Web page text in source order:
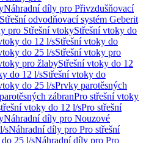
Náhradní díly pro Přivzdušňovací
Střešní odvodňovací systém Geberit
pro Střešní vtokyStřešní vtoky do
do 12 l/sStřešní vtoky do
do 25 l/sStřešní vtoky pro
pro žlabyStřešní vtoky do 12
do 12 l/sStřešní vtoky do
do 25 l/sPrvky parotěsných
zábranPro střešní vtoky
vtoky do 12 l/sPro střešní
Náhradní díly pro Nouzové
sNáhradní díly pro Pro střešní
25 l/sNáhradní díly pro Pro